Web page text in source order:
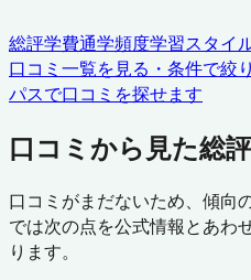
総評学費通学頻度学習スタイ
口コミ一覧を見る・条件で絞
パスで口コミを探せます
口コミから見た総評
口コミがまだないため、傾向
では次の点を公式情報とあわ
ります。